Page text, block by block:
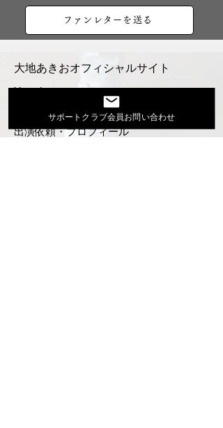
ファンレターを送る
大地あきおオフィシャルサイト
Youtube
出演依頼・プロフィール
サポートクラブ会員お問い合わせ